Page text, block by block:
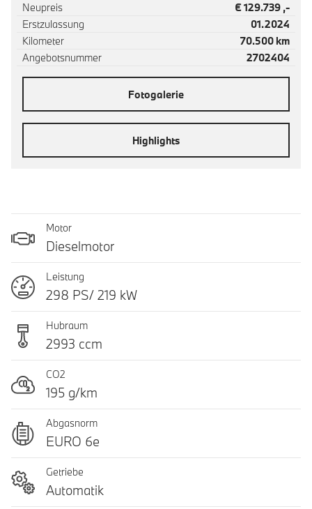
Neupreis
€ 129.739 ,-
Erstzulassung
01.2024
Kilometer
70.500 km
Angebotsnummer
2702404
Fotogalerie
Highlights
Motor
Dieselmotor
Leistung
298 PS/ 219 kW
Hubraum
2993 ccm
CO2
195 g/km
Abgasnorm
EURO 6e
Getriebe
Automatik